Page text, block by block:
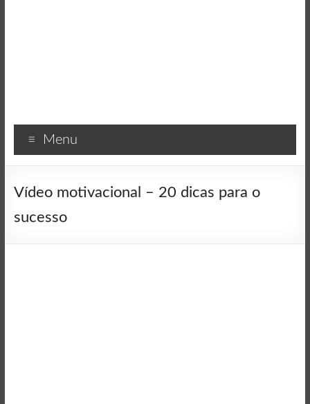
Menu
Vídeo motivacional – 20 dicas para o
sucesso